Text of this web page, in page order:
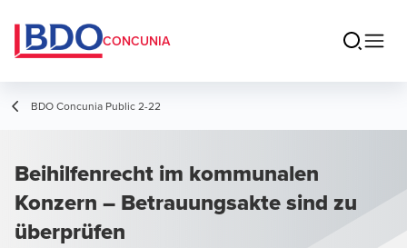
CONCUNIA
BDO Concunia Public 2-22
Beihilfenrecht im kommunalen
Konzern – Betrauungsakte sind zu
überprüfen